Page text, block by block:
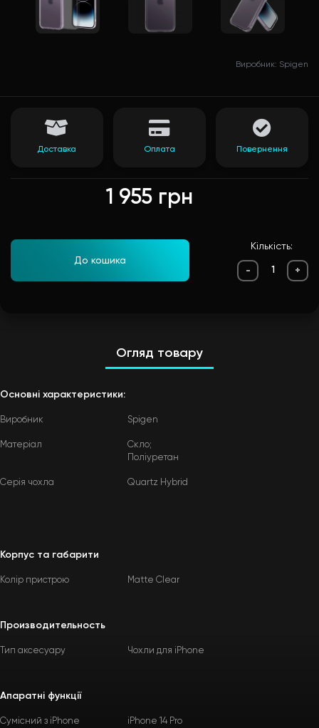
Виробник: Spigen
1 955 грн
До кошика
Кількість:
- +
Доставка Оплата Повернення
Огляд товару
Основні характеристики:
Виробник Spigen
Матеріал
Скло;
Поліуретан
Серія чохла Quartz Hybrid
Корпус та габарити
Колір пристрою Matte Clear
Производительность
Тип аксесуару Чохли для iPhone
Апаратні функції
Сумісний з iPhone iPhone 14 Pro